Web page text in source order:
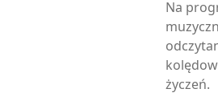
Na
życzeń.